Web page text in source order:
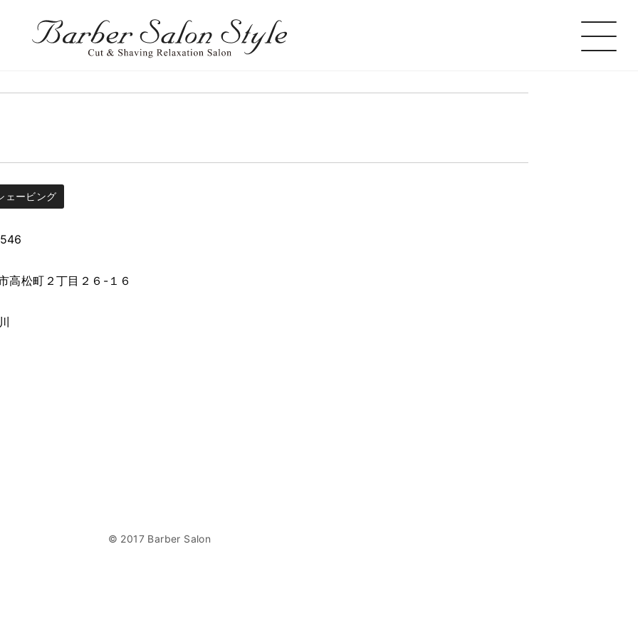
ェービング
高松町２丁目２６-１６
© 2017 Barber Salon